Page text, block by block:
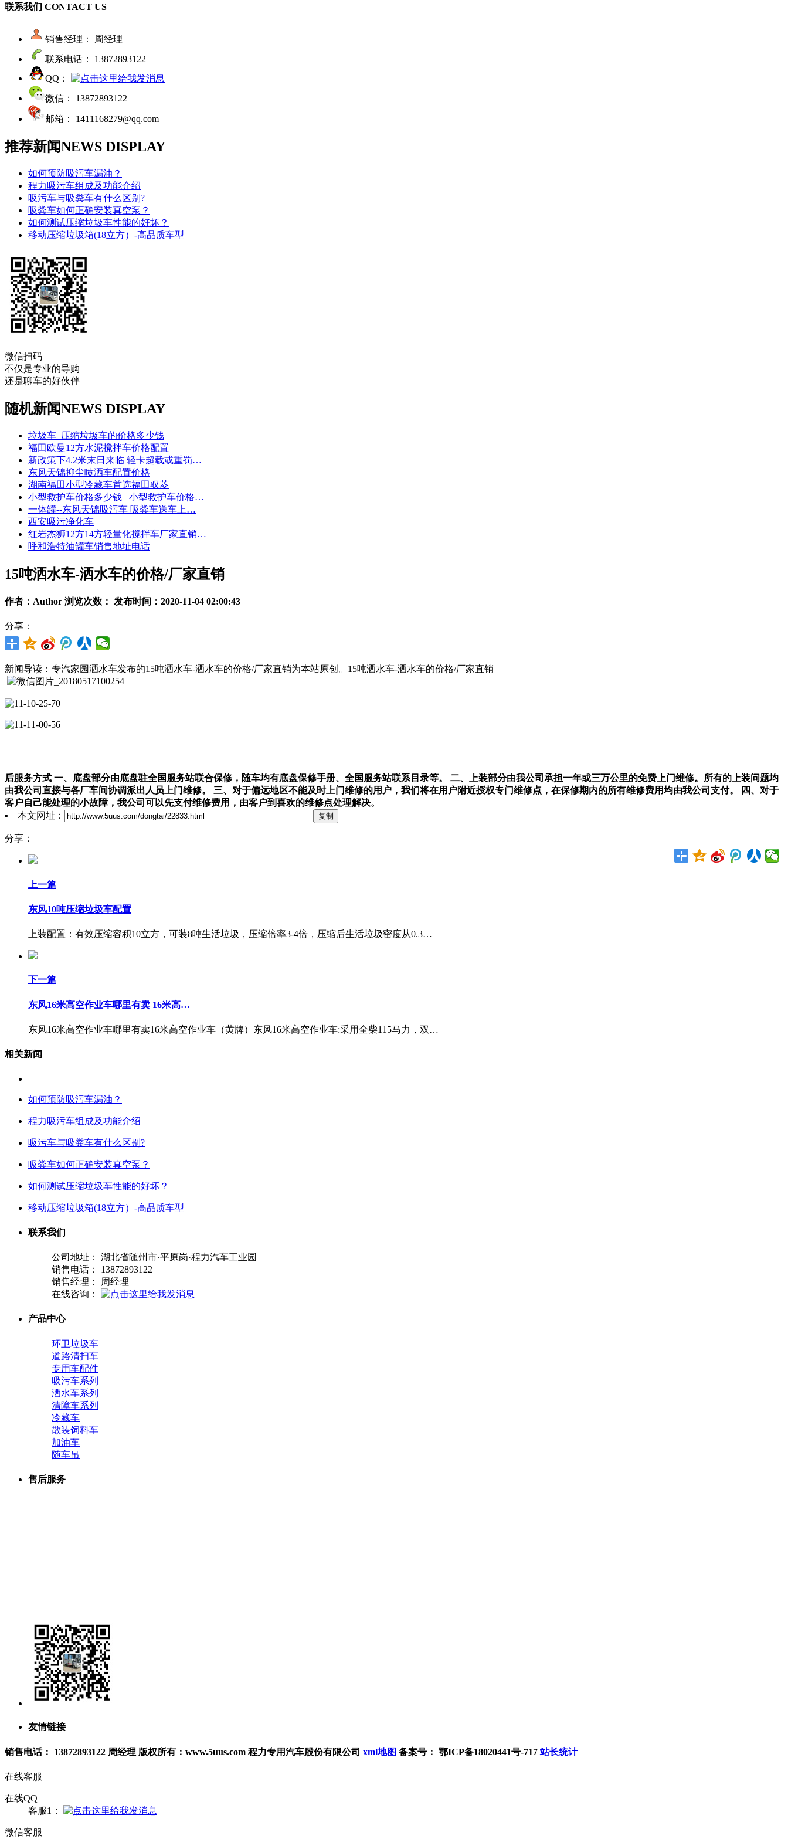
联系我们 CONTACT US
销售经理： 周经理
联系电话： 13872893122
QQ：
微信： 13872893122
邮箱： 1411168279@qq.com
推荐新闻NEWS DISPLAY
如何预防吸污车漏油？
程力吸污车组成及功能介绍
吸污车与吸粪车有什么区别?
吸粪车如何正确安装真空泵？
如何测试压缩垃圾车性能的好坏？
移动压缩垃圾箱(18立方）-高品质车型
微信扫码
不仅是专业的导购
还是聊车的好伙伴
随机新闻NEWS DISPLAY
垃圾车_压缩垃圾车的价格多少钱
福田欧曼12方水泥搅拌车价格配置
新政策下4.2米末日来临 轻卡超载或重罚…
东风天锦抑尘喷洒车配置价格
湖南福田小型冷藏车首选福田驭菱
小型救护车价格多少钱 _小型救护车价格…
一体罐--东风天锦吸污车 吸粪车送车上…
西安吸污净化车
红岩杰狮12方14方轻量化搅拌车厂家直销…
呼和浩特油罐车销售地址电话
15吨洒水车-洒水车的价格/厂家直销
作者：Author 浏览次数： 发布时间：2020-11-04 02:00:43
分享：
新闻导读：专汽家园洒水车发布的15吨洒水车-洒水车的价格/厂家直销为本站原创。15吨洒水车-洒水车的价格/厂家直销
后服务方式 一、底盘部分由底盘驻全国服务站联合保修，随车均有底盘保修手册、全国服务站联系目录等。
二、上装部分由我公司承担一年或三万公里的免费上门维修。所有的上装问题均
由我公司直接与各厂车间协调派出人员上门维修。
三、对于偏远地区不能及时上门维修的用户，我们将在用户附近授权专门维修点，在保修期内的所有维修费用均由我公司支付。
四、对于
客户自己能处理的小故障，我公司可以先支付维修费用，由客户到喜欢的维修点处理解决。
本文网址：
分享：
上一篇
东风10吨压缩垃圾车配置
上装配置：有效压缩容积10立方，可装8吨生活垃圾，压缩倍率3-4倍，压缩后生活垃圾密度从0.3…
下一篇
东风16米高空作业车哪里有卖 16米高…
东风16米高空作业车哪里有卖16米高空作业车（黄牌）东风16米高空作业车:采用全柴115马力，双…
相关新闻
如何预防吸污车漏油？
程力吸污车组成及功能介绍
吸污车与吸粪车有什么区别?
吸粪车如何正确安装真空泵？
如何测试压缩垃圾车性能的好坏？
移动压缩垃圾箱(18立方）-高品质车型
联系我们
公司地址： 湖北省随州市·平原岗·程力汽车工业园
销售电话： 13872893122
销售经理： 周经理
在线咨询：
产品中心
环卫垃圾车
道路清扫车
专用车配件
吸污车系列
洒水车系列
清障车系列
冷藏车
散装饲料车
加油车
随车吊
售后服务
友情链接
销售电话： 13872893122 周经理 版权所有：www.5uus.com 程力专用汽车股份有限公司 xml地图 备案号： 鄂ICP备18020441号-717 站长统计
在线客服
在线QQ
客服1：
微信客服